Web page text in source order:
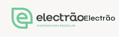
Electrão